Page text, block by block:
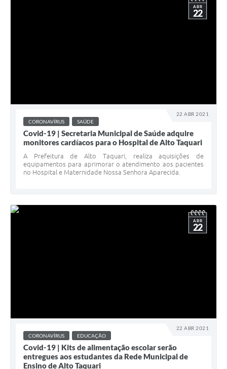
22 ABR 2021
ABR
22
CORONAVÍRUS SAÚDE
Covid-19 | Secretaria Municipal de Saúde adquire
monitores cardíacos para o Hospital de Alto Taquari
A Prefeitura de Alto Taquari, realiza aquisições de
equipamentos para aprimorar o atendimento aos pacientes
no Hospital e Maternidade Nossa Senhora Aparecida.
22 ABR 2021
ABR
22
CORONAVÍRUS EDUCAÇÃO
Covid-19 | Kits de alimentação escolar serão
entregues aos estudantes da Rede Municipal de
Ensino de Alto Taquari